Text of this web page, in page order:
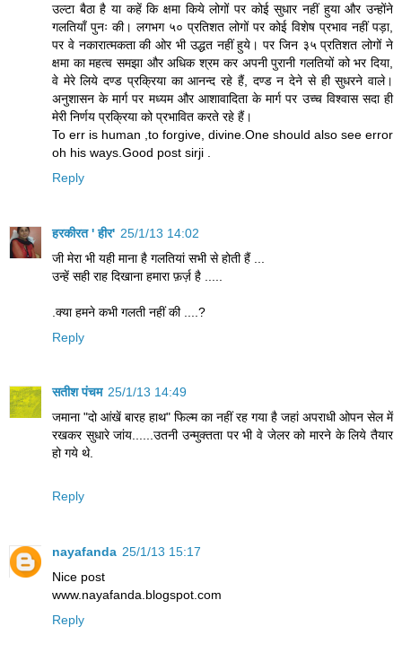
उल्टा बैठा है या कहें कि क्षमा किये लोगों पर कोई सुधार नहीं हुया और उन्होंने
गलतियाँ पुनः की। लगभग ५० प्रतिशत लोगों पर कोई विशेष प्रभाव नहीं पड़ा,
पर वे नकारात्मकता की ओर भी उद्धत नहीं हुये। पर जिन ३५ प्रतिशत लोगों ने
क्षमा का महत्व समझा और अधिक श्रम कर अपनी पुरानी गलतियों को भर दिया,
वे मेरे लिये दण्ड प्रक्रिया का आनन्द रहे हैं, दण्ड न देने से ही सुधरने वाले।
अनुशासन के मार्ग पर मध्यम और आशावादिता के मार्ग पर उच्च विश्वास सदा ही
मेरी निर्णय प्रक्रिया को प्रभावित करते रहे हैं।
To err is human ,to forgive, divine.One should also see error
oh his ways.Good post sirji .
Reply
हरकीरत ' हीर' 25/1/13 14:02
जी मेरा भी यही माना है गलतियां सभी से होती हैं ...
उन्हें सही राह दिखाना हमारा फ़र्ज़ है .....
.क्या हमने कभी गलती नहीं की ....?
Reply
सतीश पंचम 25/1/13 14:49
जमाना "दो आंखें बारह हाथ" फिल्म का नहीं रह गया है जहां अपराधी ओपन सेल में
रखकर सुधारे जांय......उतनी उन्मुक्तता पर भी वे जेलर को मारने के लिये तैयार
हो गये थे.
Reply
nayafanda 25/1/13 15:17
Nice post
www.nayafanda.blogspot.com
Reply